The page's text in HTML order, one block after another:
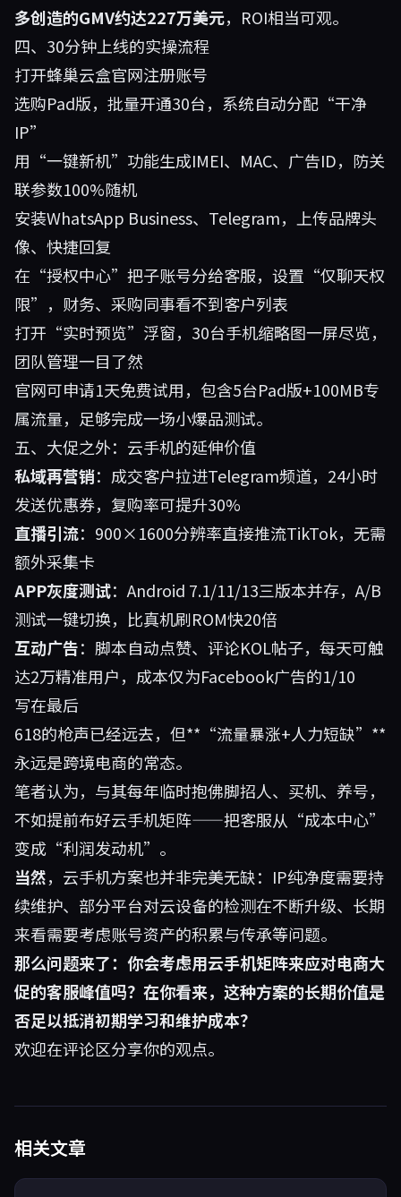
多创造的GMV约达227万美元，ROI相当可观。
四、30分钟上线的实操流程
打开蜂巢云盒官网注册账号
选购Pad版，批量开通30台，系统自动分配“干净
IP”
用“一键新机”功能生成IMEI、MAC、广告ID，防关
联参数100%随机
安装WhatsApp Business、Telegram，上传品牌头
像、快捷回复
在“授权中心”把子账号分给客服，设置“仅聊天权
限”，财务、采购同事看不到客户列表
打开“实时预览”浮窗，30台手机缩略图一屏尽览，
团队管理一目了然
官网可申请1天免费试用，包含5台Pad版+100MB专
属流量，足够完成一场小爆品测试。
五、大促之外：云手机的延伸价值
私域再营销：成交客户拉进Telegram频道，24小时
发送优惠券，复购率可提升30%
直播引流：900×1600分辨率直接推流TikTok，无需
额外采集卡
APP灰度测试：Android 7.1/11/13三版本并存，A/B
测试一键切换，比真机刷ROM快20倍
互动广告：脚本自动点赞、评论KOL帖子，每天可触
达2万精准用户，成本仅为Facebook广告的1/10
写在最后
618的枪声已经远去，但**“流量暴涨+人力短缺”**
永远是跨境电商的常态。
笔者认为，与其每年临时抱佛脚招人、买机、养号，
不如提前布好云手机矩阵——把客服从“成本中心”
变成“利润发动机”。
当然，云手机方案也并非完美无缺：IP纯净度需要持
续维护、部分平台对云设备的检测在不断升级、长期
来看需要考虑账号资产的积累与传承等问题。
那么问题来了：你会考虑用云手机矩阵来应对电商大
促的客服峰值吗？在你看来，这种方案的长期价值是
否足以抵消初期学习和维护成本？
欢迎在评论区分享你的观点。
相关文章